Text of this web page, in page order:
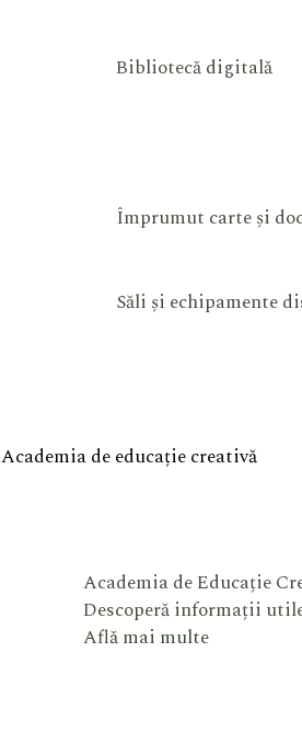
Bibliotecă digitală
Împrumut carte și
Săli și echipamente
Academia de educație creativă
Academia de Educație
Descoperă informații
Află mai multe